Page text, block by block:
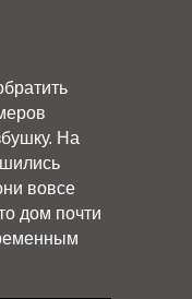
На
вовсе
дом почти